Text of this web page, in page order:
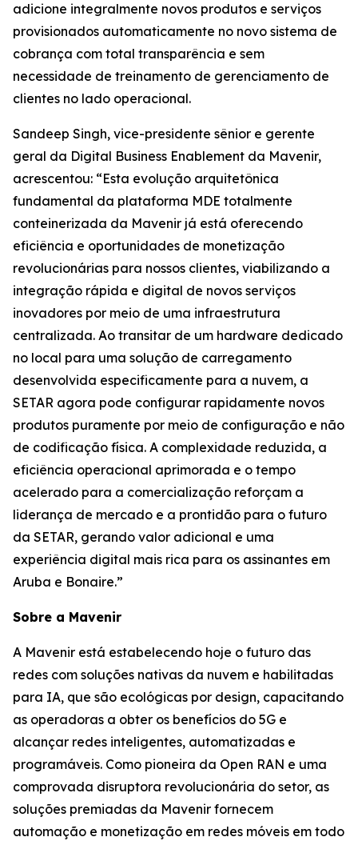
adicione integralmente novos produtos e serviços
provisionados automaticamente no novo sistema de
cobrança com total transparência e sem
necessidade de treinamento de gerenciamento de
clientes no lado operacional.
Sandeep Singh, vice-presidente sênior e gerente
geral da Digital Business Enablement da Mavenir,
acrescentou: “Esta evolução arquitetônica
fundamental da plataforma MDE totalmente
conteinerizada da Mavenir já está oferecendo
eficiência e oportunidades de monetização
revolucionárias para nossos clientes, viabilizando a
integração rápida e digital de novos serviços
inovadores por meio de uma infraestrutura
centralizada. Ao transitar de um hardware dedicado
no local para uma solução de carregamento
desenvolvida especificamente para a nuvem, a
SETAR agora pode configurar rapidamente novos
produtos puramente por meio de configuração e não
de codificação física. A complexidade reduzida, a
eficiência operacional aprimorada e o tempo
acelerado para a comercialização reforçam a
liderança de mercado e a prontidão para o futuro
da SETAR, gerando valor adicional e uma
experiência digital mais rica para os assinantes em
Aruba e Bonaire.”
Sobre a Mavenir
A Mavenir está estabelecendo hoje o futuro das
redes com soluções nativas da nuvem e habilitadas
para IA, que são ecológicas por design, capacitando
as operadoras a obter os benefícios do 5G e
alcançar redes inteligentes, automatizadas e
programáveis. Como pioneira da Open RAN e uma
comprovada disruptora revolucionária do setor, as
soluções premiadas da Mavenir fornecem
automação e monetização em redes móveis em todo